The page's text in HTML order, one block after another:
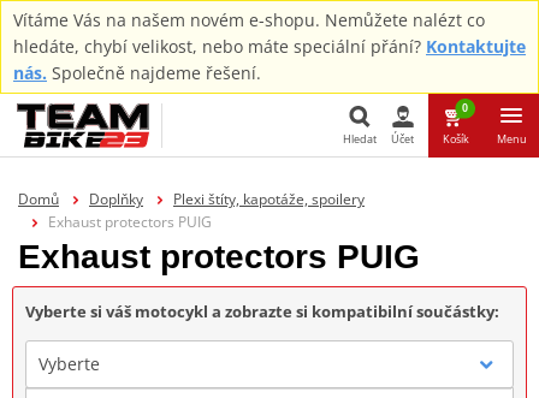
Vítáme Vás na našem novém e-shopu. Nemůžete nalézt co
hledáte, chybí velikost, nebo máte speciální přání? Kontaktujte
nás. Společně najdeme řešení.
Hledat Účet
0
Košík Menu
Domů Doplňky
Plexi štíty, kapotáže, spoilery
Exhaust protectors PUIG
Exhaust protectors PUIG
Vyberte si váš motocykl a zobrazte si kompatibilní součástky:
Vyberte